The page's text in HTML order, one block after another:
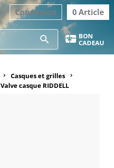
0 Article
Connexion
search BON
CADEAU
Casques et grilles
Valve casque RIDDELL